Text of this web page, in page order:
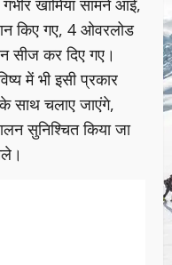
खामियां सामने आईं,
किए गए, 4 ओवरलोड
सीज कर दिए गए।
में भी इसी प्रकार
साथ चलाए जाएंगे,
सुनिश्चित किया जा